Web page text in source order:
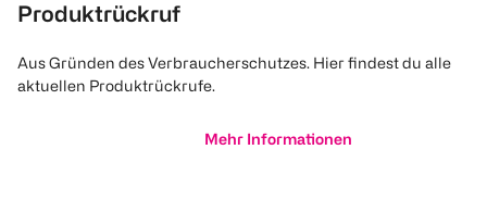
Produktrückruf
Aus Gründen des Verbraucherschutzes. Hier findest du alle
aktuellen Produktrückrufe.
Mehr Informationen